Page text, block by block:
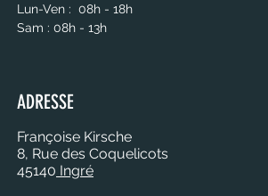
Lun-Ven : 08h - 18h
Sam : 08h - 13h
ADRESSE
Françoise Kirsche
8, Rue des Coquelicots
45140 Ingré